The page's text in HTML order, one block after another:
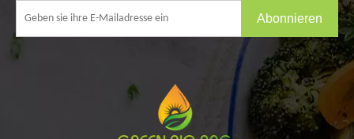
Abonnieren